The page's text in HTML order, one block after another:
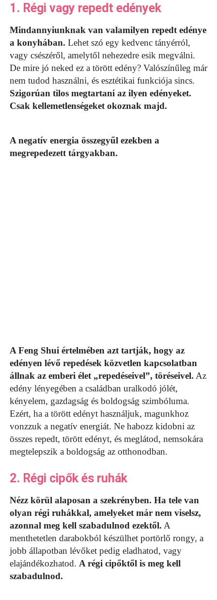
1. Régi vagy repedt edények
Mindannyiunknak van valamilyen repedt edénye
a konyhában. Lehet szó egy kedvenc tányérról,
vagy csészéről, amelytől nehezedre esik megválni.
De mire jó neked ez a törött edény? Valószínűleg már
nem tudod használni, és esztétikai funkciója sincs.
Szigorúan tilos megtartani az ilyen edényeket.
Csak kellemetlenségeket okoznak majd.
A negatív energia összegyűl ezekben a
megrepedezett tárgyakban.
A Feng Shui értelmében azt tartják, hogy az
edényen lévő repedések közvetlen kapcsolatban
állnak az emberi élet „repedéseivel”, töréseivel. Az
edény lényegében a családban uralkodó jólét,
kényelem, gazdagság és boldogság szimbóluma.
Ezért, ha a törött edényt használjuk, magunkhoz
vonzzuk a negatív energiát. Ne habozz kidobni az
összes repedt, törött edényt, és meglátod, nemsokára
megtelepszik a boldogság az otthonodban.
2. Régi cipők és ruhák
Nézz körül alaposan a szekrényben. Ha tele van
olyan régi ruhákkal, amelyeket már nem viselsz,
azonnal meg kell szabadulnod ezektől. A
menthetetlen darabokból készülhet portörlő rongy, a
jobb állapotban lévőket pedig eladhatod, vagy
elajándékozhatod. A régi cipőktől is meg kell
szabadulnod.